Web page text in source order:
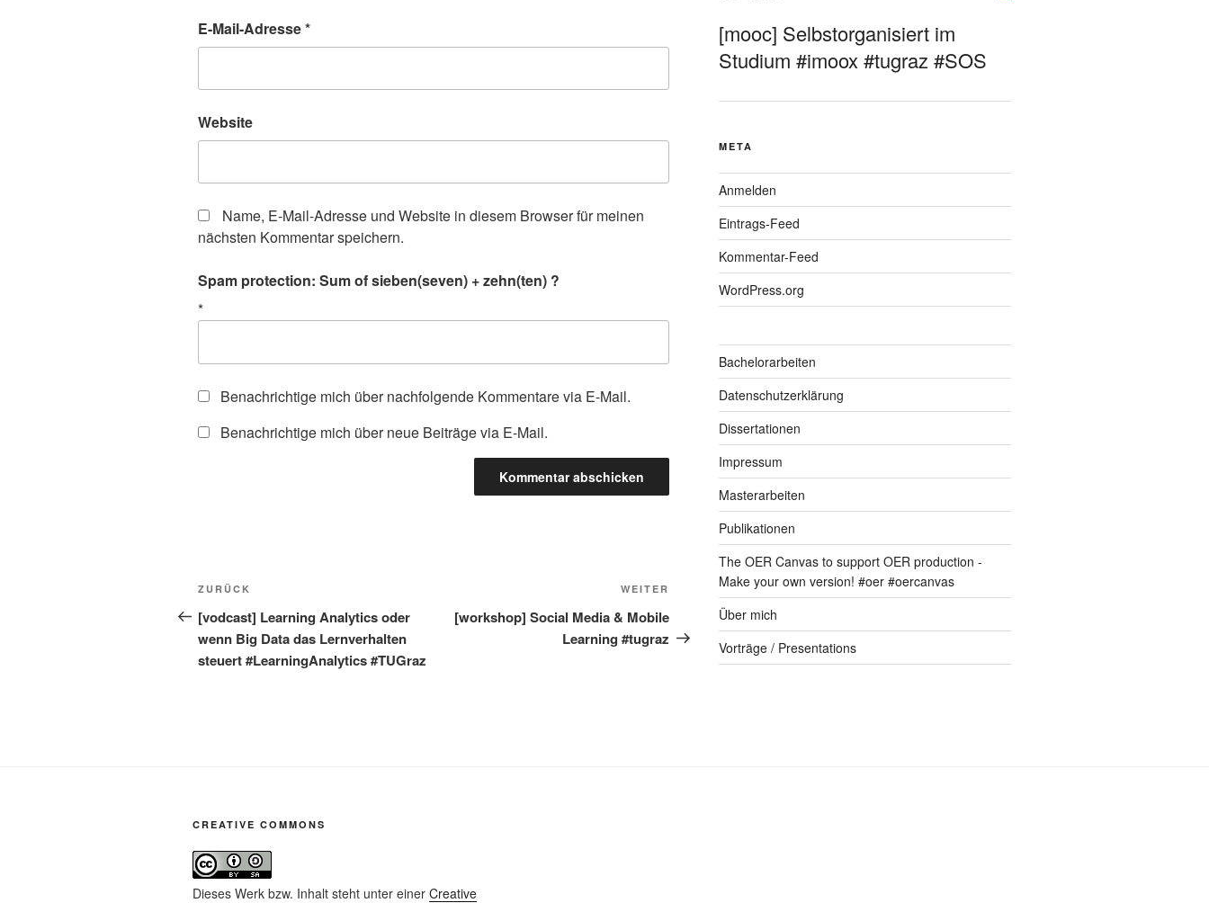
E-Mail-Adresse*
Website
Name, E-Mail-Adresse und Website in diesem Browser für meinen
nächsten Kommentar speichern.
Spam protection: Sum of sieben(seven) + zehn(ten) ?
*
Benachrichtige mich über nachfolgende Kommentare via E-Mail.
Benachrichtige mich über neue Beiträge via E-Mail.
Beitragsnavigation
Vorheriger
Beitrag
ZURÜCK
[vodcast] Learning Analytics oder
wenn Big Data das Lernverhalten
steuert #LearningAnalytics #TUGraz
Nächster
Beitrag
WEITER
[workshop] Social Media & Mobile
Learning #tugraz
[mooc] Selbstorganisiert im
Studium #imoox #tugraz #SOS
META
Anmelden
Eintrags-Feed
Kommentar-Feed
WordPress.org
Bachelorarbeiten
Datenschutzerklärung
Dissertationen
Impressum
Masterarbeiten
Publikationen
The OER Canvas to support OER production -
Make your own version! #oer #oercanvas
Über mich
Vorträge / Presentations
CREATIVE COMMONS
Dieses Werk bzw. Inhalt steht unter einer Creative